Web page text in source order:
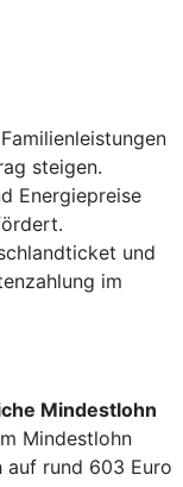
steigen.
Energiepreise
und
im
Mindestlohn
Mindestlohn
rund 603 Euro